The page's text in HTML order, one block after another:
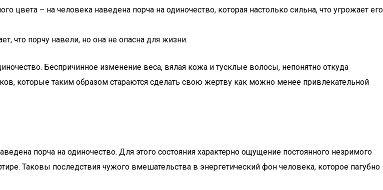
цвета – на человека наведена порча на одиночество, которая настолько сильна, что угрожает его
что порчу навели, но она не опасна для жизни.
Беспричинное изменение веса, вялая кожа и тусклые волосы, непонятно откуда
которые таким образом стараются сделать свою жертву как можно менее привлекательной
порча на одиночество. Для этого состояния характерно ощущение постоянного незримого
Таковы последствия чужого вмешательства в энергетический фон человека, которое пагубно